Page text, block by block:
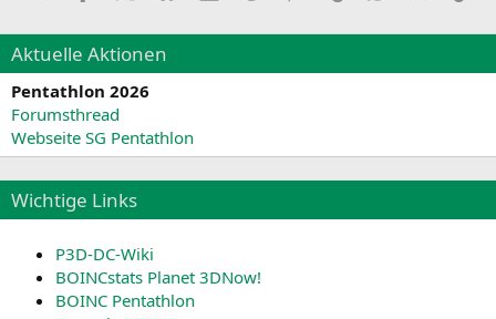
Aktuelle Aktionen
Pentathlon 2026
Forumsthread
Webseite SG Pentathlon
Wichtige Links
P3D-DC-Wiki
BOINCstats Planet 3DNow!
BOINC Pentathlon